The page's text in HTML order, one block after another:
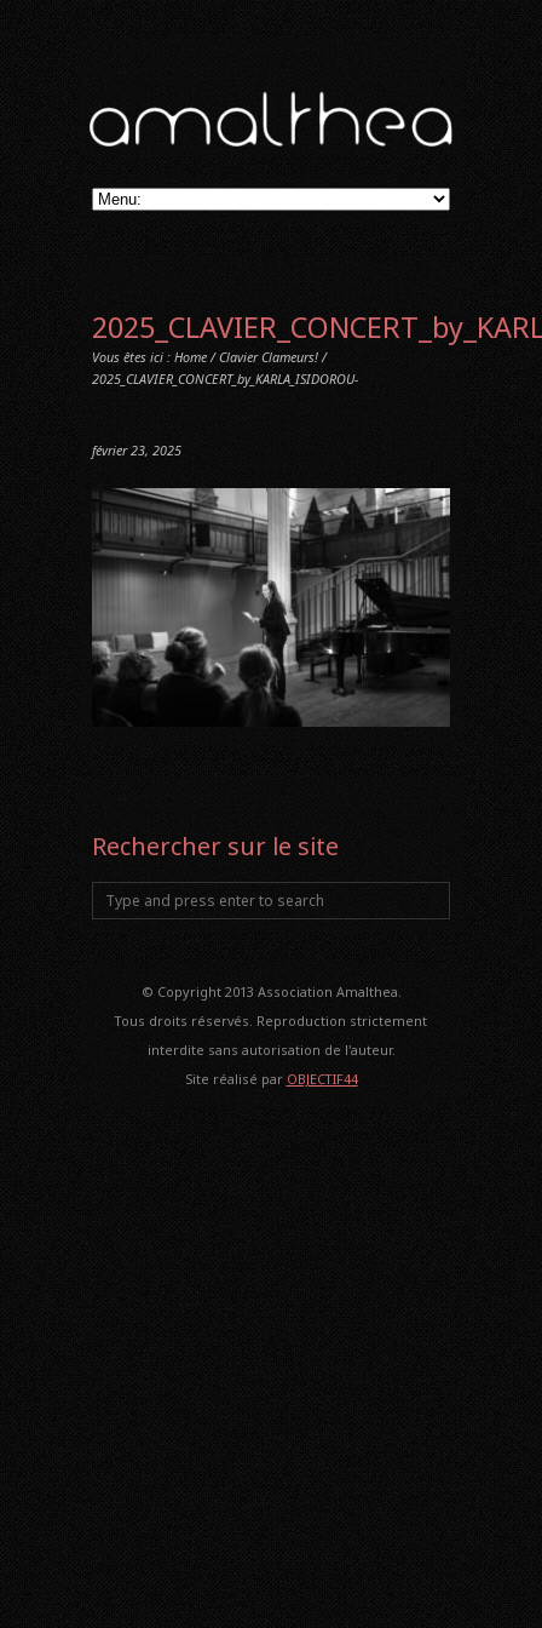
Vous êtes ici : Home/Clavier Clameurs!/
2025_CLAVIER_CONCERT_by_KARLA_ISIDOROU-
février 23, 2025
Rechercher sur le site
© Copyright 2013 Association Amalthea.
Tous droits réservés. Reproduction strictement
interdite sans autorisation de l'auteur.
Site réalisé par OBJECTIF44